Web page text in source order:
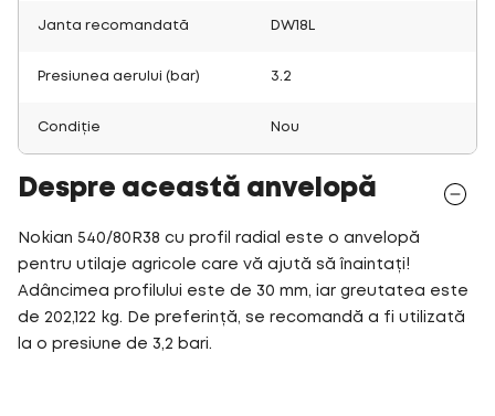
Janta recomandată DW18L
Presiunea aerului (bar) 3.2
Condiție Nou
Despre această anvelopă
Nokian 540/80R38 cu profil radial este o anvelopă
pentru utilaje agricole care vă ajută să înaintați!
Adâncimea profilului este de 30 mm, iar greutatea este
de 202,122 kg. De preferință, se recomandă a fi utilizată
la o presiune de 3,2 bari.